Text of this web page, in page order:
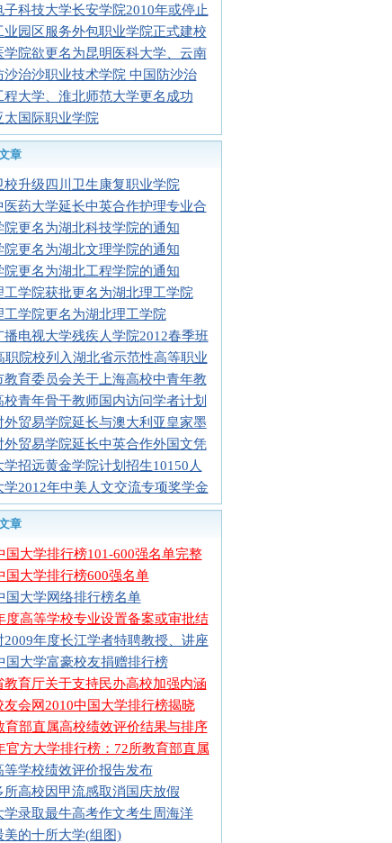
子科技大学长安学院2010年或停止
业园区服务外包职业学院正式建校
学院欲更名为昆明医科大学、云南
沙治沙职业技术学院 中国防沙治
程大学、淮北师范大学更名成功
太国际职业学院
章
校升级四川卫生康复职业学院
医药大学延长中英合作护理专业合
院更名为湖北科技学院的通知
院更名为湖北文理学院的通知
院更名为湖北工程学院的通知
工学院获批更名为湖北理工学院
工学院更名为湖北理工学院
播电视大学残疾人学院2012春季班
职院校列入湖北省示范性高等职业
教育委员会关于上海高校中青年教
校青年骨干教师国内访问学者计划
外贸易学院延长与澳大利亚皇家墨
外贸易学院延长中英合作外国文凭
学招远黄金学院计划招生10150人
学2012年中美人文交流专项奖学金
章
国大学排行榜101-600强名单完整
国大学排行榜600强名单
国大学网络排行榜名单
度高等学校专业设置备案或审批结
2009年度长江学者特聘教授、讲座
国大学富豪校友捐赠排行榜
教育厅关于支持民办高校加强内涵
友会网2010中国大学排行榜揭晓
育部直属高校绩效评价结果与排序
官方大学排行榜：72所教育部直属
等学校绩效评价报告发布
所高校因甲流感取消国庆放假
学录取最牛高考作文考生周海洋
美的十所大学(组图)